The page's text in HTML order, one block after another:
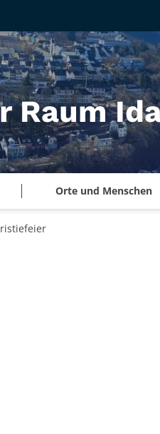
Raum
Orte und Menschen